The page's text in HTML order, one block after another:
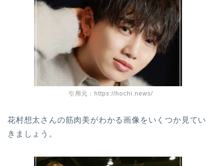
引用元：https://hochi.news/
花村想太さんの筋肉美がわかる画像をいくつか見てい
きましょう。